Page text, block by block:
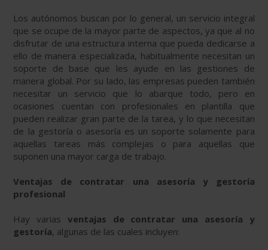
Los autónomos buscan por lo general, un servicio integral
que se ocupe de la mayor parte de aspectos, ya que al no
disfrutar de una estructura interna que pueda dedicarse a
ello de manera especializada, habitualmente necesitan un
soporte de base que les ayude en las gestiones de
manera global. Por su lado, las empresas pueden también
necesitar un servicio que lo abarque todo, pero en
ocasiones cuentan con profesionales en plantilla que
pueden realizar gran parte de la tarea, y lo que necesitan
de la gestoría o asesoría es un soporte solamente para
aquellas tareas más complejas o para aquellas que
suponen una mayor carga de trabajo.
Ventajas de contratar una asesoría y gestoría
profesional
Hay varias ventajas de contratar una asesoría y
gestoría, algunas de las cuales incluyen: